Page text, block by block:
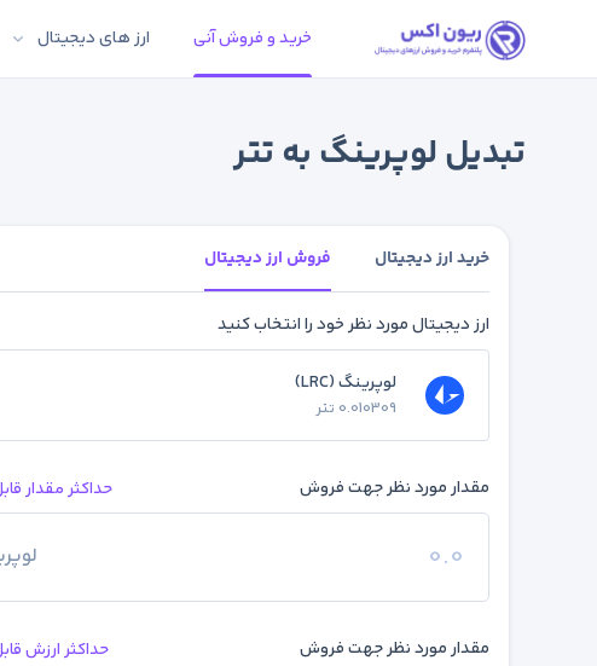
خرید و فروش آنی ارز های دیجیتال
تبدیل لوپرینگ به تتر
خرید ارز دیجیتال فروش ارز دیجیتال
ارز دیجیتال مورد نظر خود را انتخاب کنید
لوپرینگ (LRC)
0.010309 تتر
مقدار مورد نظر جهت فروش حداکثر مقدار
مقدار مورد نظر جهت فروش حداکثر ارزش